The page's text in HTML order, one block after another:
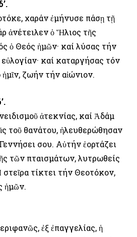
χαράν ἐμήνυσε πάσῃ τῇ
ἀνέτειλεν ὁ Ἥλιος τῆς
ὁ Θεός ἡμῶν· καί λύσας τήν
καί καταργήσας τόν
ζωήν τήν αἰώνιον.
ἀτεκνίας, καί Ἀδάμ
τοῦ θανάτου, ἠλευθερώθησαν
σου. Αὐτήν ἑορτάζει
τῶν πταισμάτων, λυτρωθείς
στεῖρα τίκτει τήν Θεοτόκον,
ἡμῶν.
ἐξ ἐπαγγελίας, ἡ